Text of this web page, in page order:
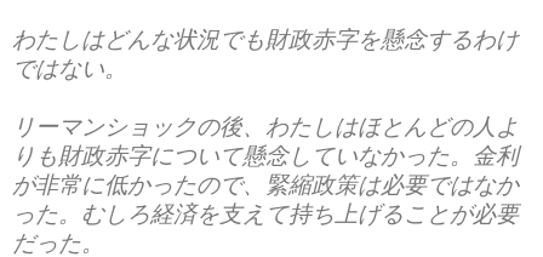
わたしはどんな状況でも財政赤字を懸念するわけ
ではない。
リーマンショックの後、わたしはほとんどの人よ
りも財政赤字について懸念していなかった。金利
が非常に低かったので、緊縮政策は必要ではなか
った。むしろ経済を支えて持ち上げることが必要
だった。